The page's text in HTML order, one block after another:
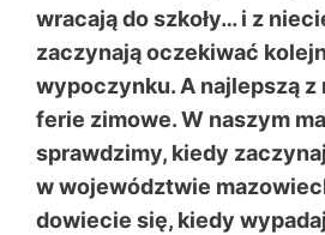
wracają do szkoły… i z
zaczynają oczekiwać
wypoczynku. A najlepszą z
ferie zimowe. W naszym
sprawdzimy, kiedy
w województwie
dowiecie się, kiedy